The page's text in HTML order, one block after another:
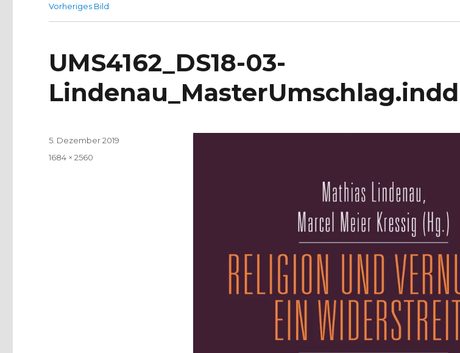
Vorheriges Bild
UMS4162_DS18-03-
Lindenau_MasterUmschlag.indd
Veröffentlicht
5. Dezember 2019
Volle
1684 × 2560